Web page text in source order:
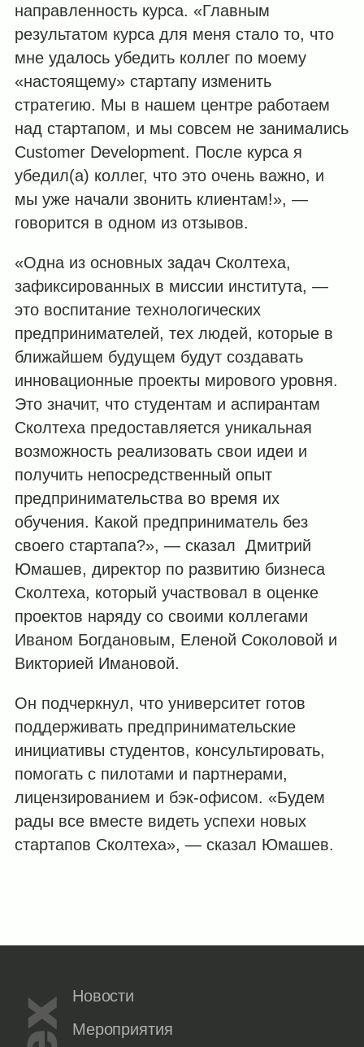
направленность курса. «Главным
результатом курса для меня стало то, что
мне удалось убедить коллег по моему
«настоящему» стартапу изменить
стратегию. Мы в нашем центре работаем
над стартапом, и мы совсем не занимались
Customer Development. После курса я
убедил(а) коллег, что это очень важно, и
мы уже начали звонить клиентам!», —
говорится в одном из отзывов.
«Одна из основных задач Сколтеха,
зафиксированных в миссии института, —
это воспитание технологических
предпринимателей, тех людей, которые в
ближайшем будущем будут создавать
инновационные проекты мирового уровня.
Это значит, что студентам и аспирантам
Сколтеха предоставляется уникальная
возможность реализовать свои идеи и
получить непосредственный опыт
предпринимательства во время их
обучения. Какой предприниматель без
своего стартапа?», — сказал Дмитрий
Юмашев, директор по развитию бизнеса
Сколтеха, который участвовал в оценке
проектов наряду со своими коллегами
Иваном Богдановым, Еленой Соколовой и
Викторией Имановой.
Он подчеркнул, что университет готов
поддерживать предпринимательские
инициативы студентов, консультировать,
помогать с пилотами и партнерами,
лицензированием и бэк-офисом. «Будем
рады все вместе видеть успехи новых
стартапов Сколтеха», — сказал Юмашев.
Новости
Мероприятия